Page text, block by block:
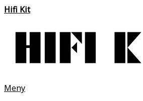
Hifi Kit
Meny